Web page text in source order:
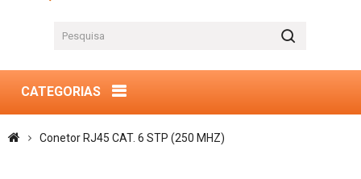
CATEGORIAS
Conetor RJ45 CAT. 6 STP (250 MHZ)